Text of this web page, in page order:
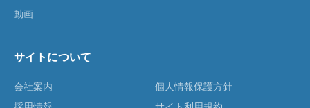
動画
サイトについて
会社案内
個人情報保護方針